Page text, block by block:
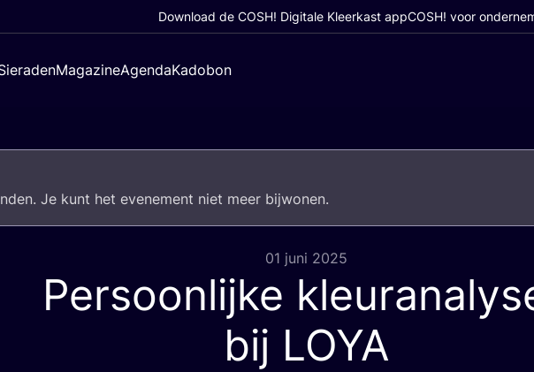
Download de COSH! Digitale Kleerkast appCOSH! voor
MagazineAgendaKadobon
Je kunt het eve­ne­ment niet meer bijwonen.
01 juni 2025
Persoonlijke
bij LOYA